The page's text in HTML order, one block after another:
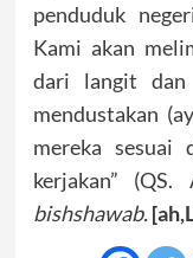
penduduk
Kami akan
dari langit dan
mendustakan
mereka sesuai
kerjakan”
bishshawab.